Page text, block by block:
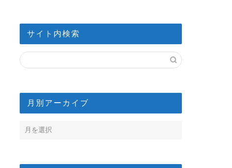
サイト内検索
月別アーカイブ